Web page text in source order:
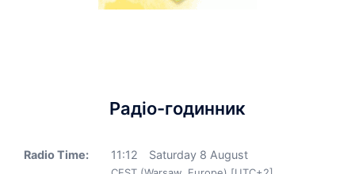
Радіо-годинник
Radio Time: 11:12 Saturday 8 August